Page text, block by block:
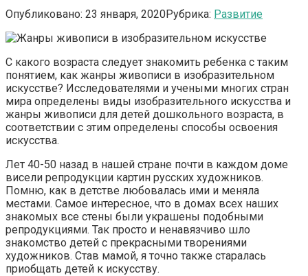
Опубликовано: 23 января, 2020Рубрика: Развитие
С какого возраста следует знакомить ребенка с таким
понятием, как жанры живописи в изобразительном
искусстве? Исследователями и учеными многих стран
мира определены виды изобразительного искусства и
жанры живописи для детей дошкольного возраста, в
соответствии с этим определены способы освоения
искусства.
Лет 40-50 назад в нашей стране почти в каждом доме
висели репродукции картин русских художников.
Помню, как в детстве любовалась ими и меняла
местами. Самое интересное, что в домах всех наших
знакомых все стены были украшены подобными
репродукциями. Так просто и ненавязчиво шло
знакомство детей с прекрасными творениями
художников. Став мамой, я точно также старалась
приобщать детей к искусству.